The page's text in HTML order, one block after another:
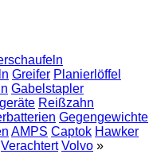
Greifer Planierlöffel
Gabelstapler
Reißzahn
Gegengewichte
AMPS Captok Hawker
Verachtert Volvo »